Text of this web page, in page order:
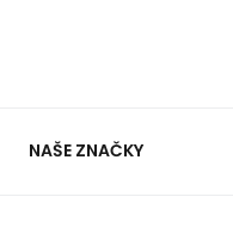
NAŠE ZNAČKY